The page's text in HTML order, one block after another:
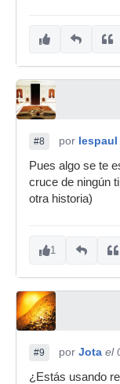
#8 por lespaul
Pues algo se te
cruce de ningún
otra historia)
1
#9 por Jota el
¿Estás usando